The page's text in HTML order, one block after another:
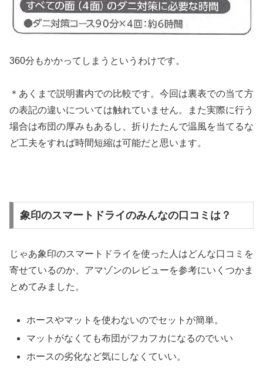
360分もかかってしまうというわけです。
＊あくまで説明書内での比較です。今回は裏表での当て方
の表記の違いについては触れていません。また実際に行う
場合は布団の厚みもあるし、折りたたんで温風を当てるな
ど工夫をすれば時間短縮は可能だと思います。
象印のスマートドライのみんなの口コミは？
じゃあ象印のスマートドライを使った人はどんな口コミを
寄せているのか、アマゾンのレビューを参考にいくつかま
とめてみました。
ホースやマットを使わないのでセットが簡単。
マットがなくても布団がフカフカになるのでいい
ホースの劣化など気にしなくていい。